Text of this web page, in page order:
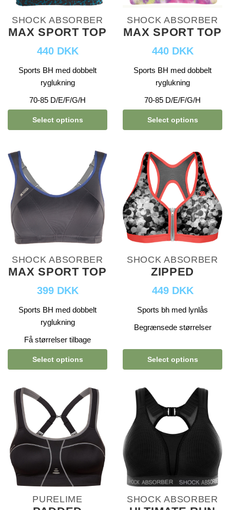
SHOCK ABSORBER
MAX SPORT TOP
440 DKK
Sports BH med dobbelt
ryglukning
70-85 D/E/F/G/H
Select options
SHOCK ABSORBER
MAX SPORT TOP
440 DKK
Sports BH med dobbelt
ryglukning
70-85 D/E/F/G/H
Select options
SHOCK ABSORBER
MAX SPORT TOP
399 DKK
Sports BH med dobbelt
ryglukning
Få størrelser tilbage
Select options
SHOCK ABSORBER
ZIPPED
449 DKK
Sports bh med lynlås
Begrænsede størrelser
Select options
PURELIME SHOCK ABSORBER